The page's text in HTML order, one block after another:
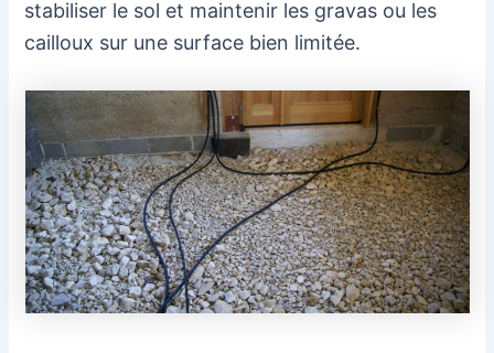
stabiliser le sol et maintenir les gravas ou les
cailloux sur une surface bien limitée.